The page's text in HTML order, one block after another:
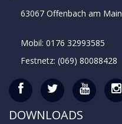
63067 Offenbach am Main
Mobil: 0176 32993585
Festnetz: (069) 80088428
DOWNLOADS